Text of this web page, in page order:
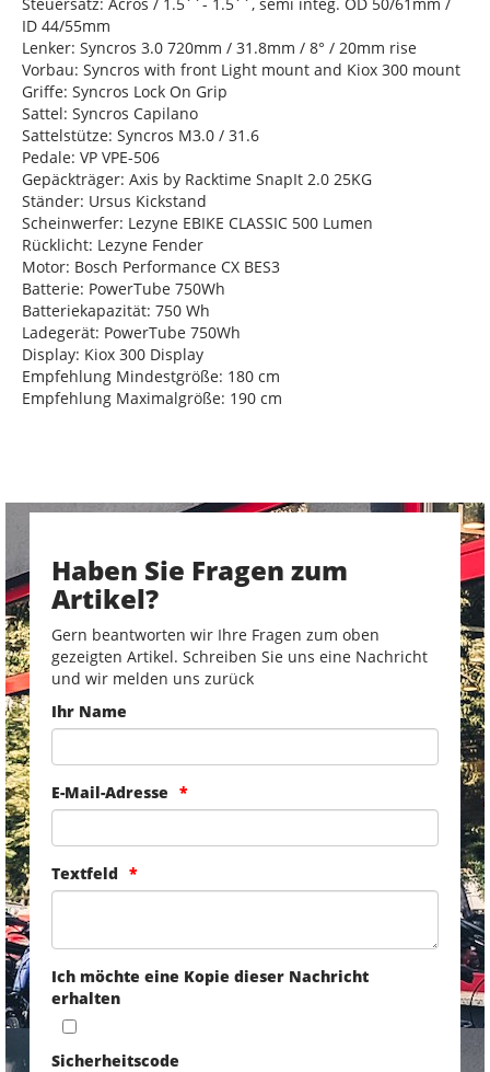
ID 44/55mm
Lenker: Syncros 3.0 720mm / 31.8mm / 8° / 20mm rise
Vorbau: Syncros with front Light mount and Kiox 300 mount
Griffe: Syncros Lock On Grip
Sattel: Syncros Capilano
Sattelstütze: Syncros M3.0 / 31.6
Pedale: VP VPE-506
Gepäckträger: Axis by Racktime SnapIt 2.0 25KG
Ständer: Ursus Kickstand
Scheinwerfer: Lezyne EBIKE CLASSIC 500 Lumen
Rücklicht: Lezyne Fender
Motor: Bosch Performance CX BES3
Batterie: PowerTube 750Wh
Batteriekapazität: 750 Wh
Ladegerät: PowerTube 750Wh
Display: Kiox 300 Display
Empfehlung Mindestgröße: 180 cm
Empfehlung Maximalgröße: 190 cm
Haben Sie Fragen zum
Artikel?
Gern beantworten wir Ihre Fragen zum oben
gezeigten Artikel. Schreiben Sie uns eine Nachricht
und wir melden uns zurück
Ihr Name
E-Mail-Adresse
Textfeld
Ich möchte eine Kopie dieser Nachricht
erhalten
Sicherheitscode